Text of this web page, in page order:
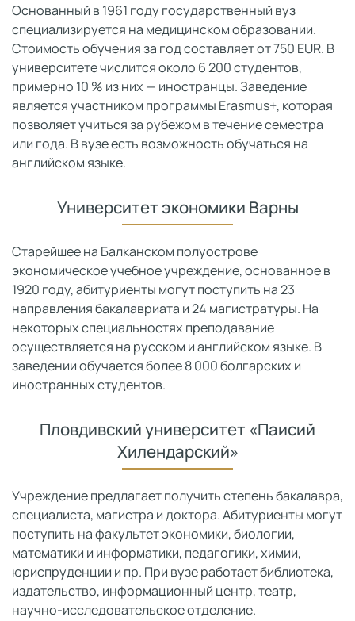
Основанный в 1961 году государственный вуз
специализируется на медицинском образовании.
Стоимость обучения за год составляет от 750 EUR. В
университете числится около 6 200 студентов,
примерно 10 % из них — иностранцы. Заведение
является участником программы Erasmus+, которая
позволяет учиться за рубежом в течение семестра
или года. В вузе есть возможность обучаться на
английском языке.
Университет экономики Варны
Старейшее на Балканском полуострове
экономическое учебное учреждение, основанное в
1920 году, абитуриенты могут поступить на 23
направления бакалавриата и 24 магистратуры. На
некоторых специальностях преподавание
осуществляется на русском и английском языке. В
заведении обучается более 8 000 болгарских и
иностранных студентов.
Пловдивский университет «Паисий
Хилендарский»
Учреждение предлагает получить степень бакалавра,
специалиста, магистра и доктора. Абитуриенты могут
поступить на факультет экономики, биологии,
математики и информатики, педагогики, химии,
юриспруденции и пр. При вузе работает библиотека,
издательство, информационный центр, театр,
научно-исследовательское отделение.